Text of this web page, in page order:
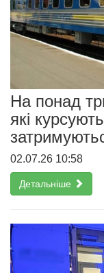
На понад
які
02.07.26 10:58
Детальніше